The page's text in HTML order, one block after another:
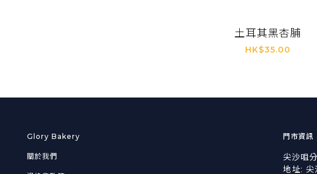
土耳其黑杏脯
HK$35.00
Glory Bakery
關於我們
門市資訊
尖沙咀
地址: 尖